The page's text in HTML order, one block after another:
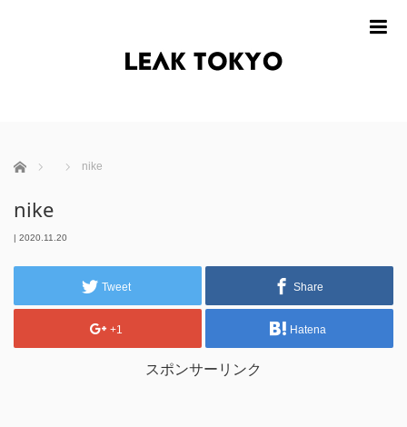
ホーム nike
nike
| 2020.11.20
Tweet Share
+1 Hatena
スポンサーリンク